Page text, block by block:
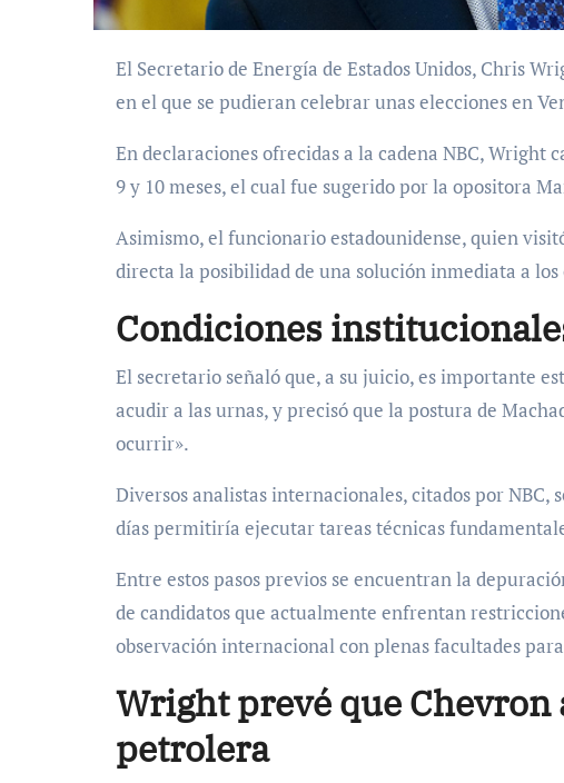
El Secretario de Energía de Estados Unidos, Chris Wright, dio su punto de vista sobre el posible plazo
en el que se pudieran celebrar unas elecciones en
En declaraciones ofrecidas a la cadena NBC,
9 y 10 meses, el cual fue sugerido por la opositora
Asimismo, el funcionario estadounidense, quien
directa la posibilidad de una solución inmediata a los
Condiciones
El secretario señaló que, a su juicio, es importante
acudir a las urnas, y precisó que la postura de
ocurrir».
Diversos analistas internacionales, citados por NBC,
días permitiría ejecutar tareas técnicas
Entre estos pasos previos se encuentran la
de candidatos que actualmente enfrentan
observación internacional con plenas facultades
Wright prevé que
petrolera